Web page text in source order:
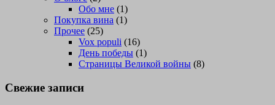
Обо мне (1)
Покупка вина (1)
Прочее (25)
Vox populi (16)
День победы (1)
Страницы Великой войны (8)
Свежие записи